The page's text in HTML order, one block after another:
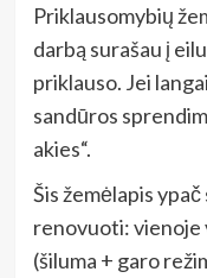
Priklausomybių
darbą surašau į
priklauso. Jei
sandūros
akies“.
Šis žemėlapis
renovuoti: vienoje
(šiluma + garo